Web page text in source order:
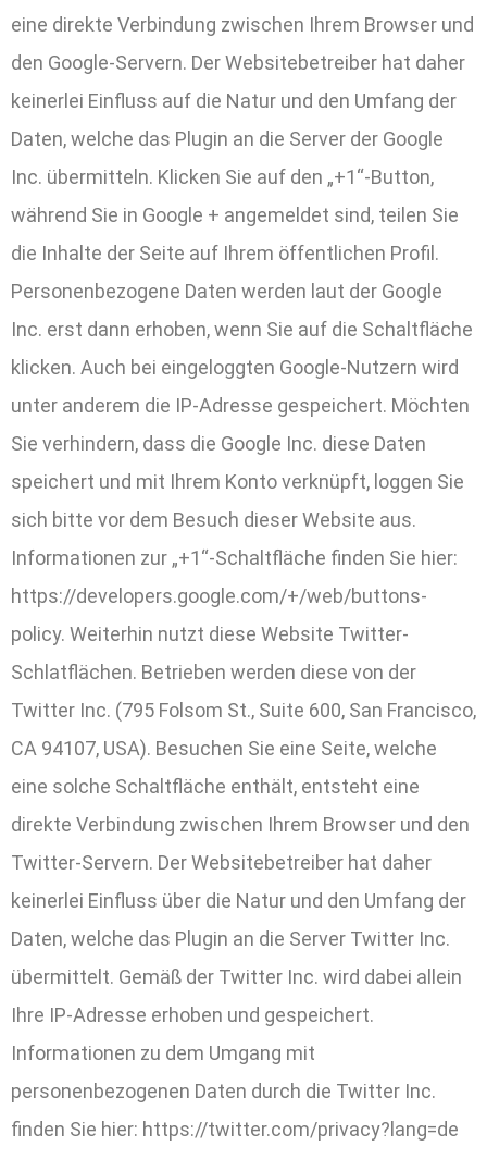
eine direkte Verbindung zwischen Ihrem Browser und
den Google-Servern. Der Websitebetreiber hat daher
keinerlei Einfluss auf die Natur und den Umfang der
Daten, welche das Plugin an die Server der Google
Inc. übermitteln. Klicken Sie auf den „+1“-Button,
während Sie in Google + angemeldet sind, teilen Sie
die Inhalte der Seite auf Ihrem öffentlichen Profil.
Personenbezogene Daten werden laut der Google
Inc. erst dann erhoben, wenn Sie auf die Schaltfläche
klicken. Auch bei eingeloggten Google-Nutzern wird
unter anderem die IP-Adresse gespeichert. Möchten
Sie verhindern, dass die Google Inc. diese Daten
speichert und mit Ihrem Konto verknüpft, loggen Sie
sich bitte vor dem Besuch dieser Website aus.
Informationen zur „+1“-Schaltfläche finden Sie hier:
https://developers.google.com/+/web/buttons-
policy. Weiterhin nutzt diese Website Twitter-
Schlatflächen. Betrieben werden diese von der
Twitter Inc. (795 Folsom St., Suite 600, San Francisco,
CA 94107, USA). Besuchen Sie eine Seite, welche
eine solche Schaltfläche enthält, entsteht eine
direkte Verbindung zwischen Ihrem Browser und den
Twitter-Servern. Der Websitebetreiber hat daher
keinerlei Einfluss über die Natur und den Umfang der
Daten, welche das Plugin an die Server Twitter Inc.
übermittelt. Gemäß der Twitter Inc. wird dabei allein
Ihre IP-Adresse erhoben und gespeichert.
Informationen zu dem Umgang mit
personenbezogenen Daten durch die Twitter Inc.
finden Sie hier: https://twitter.com/privacy?lang=de